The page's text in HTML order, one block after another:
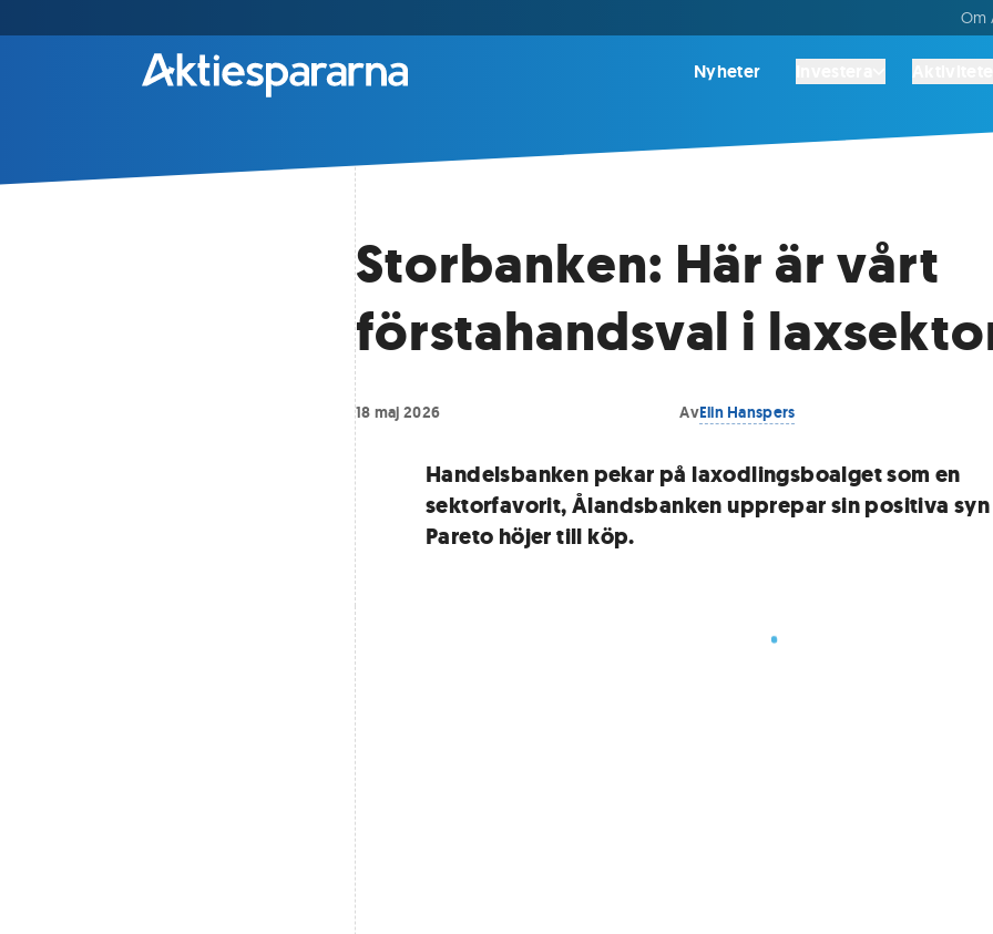
Om
Nyheter
Storbanken: Här är vårt
förstahandsval i
18 maj 2026 AvElin Hanspers
Handelsbanken pekar på laxodlingsboalget som en
sektorfavorit, Ålandsbanken upprepar sin positiva
Pareto höjer till köp.